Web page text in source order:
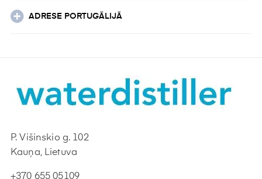
ADRESE PORTUGĀLIJĀ
P. Višinskio g. 102
Kauņa, Lietuva
+370 655 05109